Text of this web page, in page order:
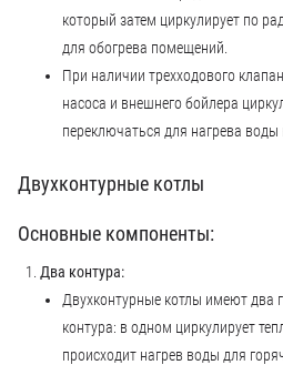
который затем циркулирует по
для обогрева помещений.
При наличии трехходового
насоса и внешнего бойлера
переключаться для нагрева воды
Двухконтурные котлы
Основные компоненты:
Два контура:
Двухконтурные котлы имеют два
контура: в одном циркулирует
происходит нагрев воды для